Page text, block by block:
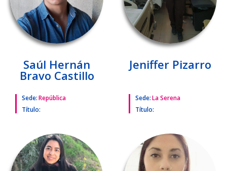
Saúl Hernán
Bravo Castillo
Sede:República
Título:
Jeniffer Pizarro
Sede:La Serena
Título: